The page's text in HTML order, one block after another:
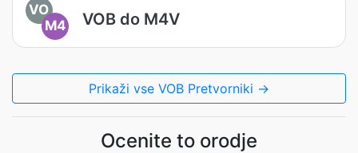
VO
M4
VOB do M4V
Prikaži vse VOB Pretvorniki →
Ocenite to orodje